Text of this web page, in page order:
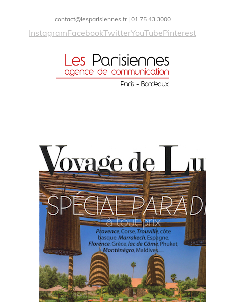
contact@lesparisiennes.fr | 01 75 43 3000
InstagramFacebookTwitterYouTubePinterest